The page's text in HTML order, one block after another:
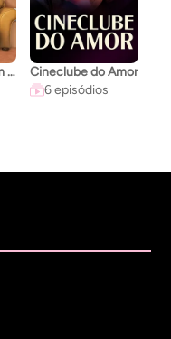
Eu, Meu Pai E Um Bebê
Cineclube do Amor
6 episódios